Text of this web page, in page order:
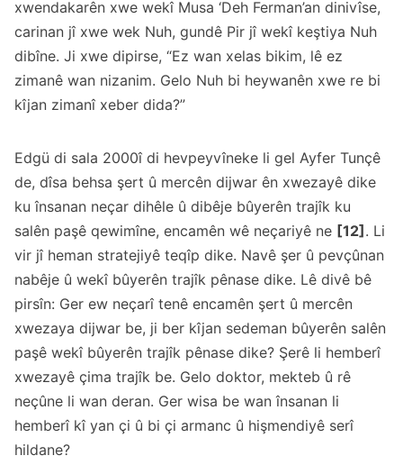
xwendakarên xwe wekî Musa ‘Deh Ferman’an dinivîse,
carinan jî xwe wek Nuh, gundê Pir jî wekî keştiya Nuh
dibîne. Ji xwe dipirse, “Ez wan xelas bikim, lê ez
zimanê wan nizanim. Gelo Nuh bi heywanên xwe re bi
kîjan zimanî xeber dida?”
Edgü di sala 2000î di hevpeyvîneke li gel Ayfer Tunçê
de, dîsa behsa şert û mercên dijwar ên xwezayê dike
ku însanan neçar dihêle û dibêje bûyerên trajîk ku
salên paşê qewimîne, encamên wê neçariyê ne [12]. Li
vir jî heman stratejiyê teqîp dike. Navê şer û pevçûnan
nabêje û wekî bûyerên trajîk pênase dike. Lê divê bê
pirsîn: Ger ew neçarî tenê encamên şert û mercên
xwezaya dijwar be, ji ber kîjan sedeman bûyerên salên
paşê wekî bûyerên trajîk pênase dike? Şerê li hemberî
xwezayê çima trajîk be. Gelo doktor, mekteb û rê
neçûne li wan deran. Ger wisa be wan însanan li
hemberî kî yan çi û bi çi armanc û hişmendiyê serî
hildane?